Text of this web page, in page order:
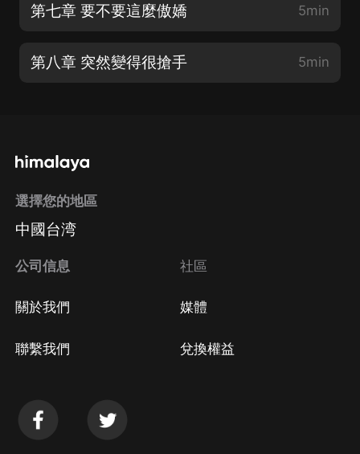
第七章 要不要這麼傲嬌 5min
第八章 突然變得很搶手 5min
選擇您的地區
中國台湾
公司信息
關於我們
聯繫我們
社區
媒體
兌換權益